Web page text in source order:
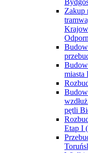
Zakup
miasta
pętli
Etap I